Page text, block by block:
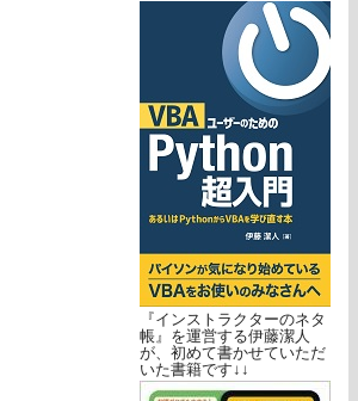
『インストラクターのネタ
帳』を運営する伊藤潔人
が、初めて書かせていただ
いた書籍です↓↓